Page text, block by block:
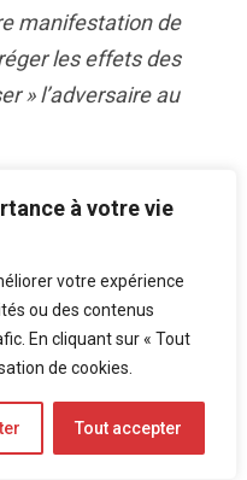
à votre vie
votre expérience
ou des contenus
En cliquant sur « Tout
de cookies.
Tout accepter
manifestation de
les effets des
» l’adversaire au
la Suède et de la
au niveau de
Tous deux
zones. Il n’y a pas
le CRR-Fr mais
communes. Il y
sessions Vauban,
nous avons